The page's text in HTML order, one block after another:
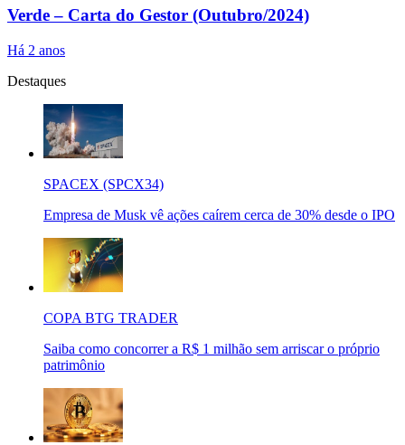
Verde – Carta do Gestor (Outubro/2024)
Há 2 anos
Destaques
SPACEX (SPCX34)
Empresa de Musk vê ações caírem cerca de 30% desde o IPO
COPA BTG TRADER
Saiba como concorrer a R$ 1 milhão sem arriscar o próprio
patrimônio